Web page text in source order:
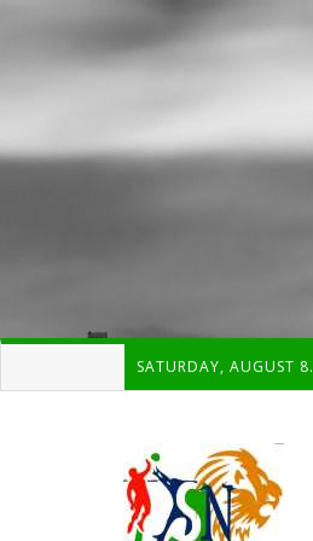
SATURDAY, AUGUST 8.